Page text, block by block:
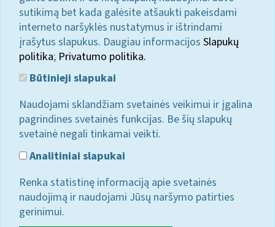
sutikimą bet kada galėsite atšaukti pakeisdami
interneto naršyklės nustatymus ir ištrindami
įrašytus slapukus. Daugiau informacijos Slapukų
politika; Privatumo politika.
Būtinieji slapukai
Naudojami sklandžiam svetainės veikimui ir įgalina
pagrindines svetainės funkcijas. Be šių slapukų
svetainė negali tinkamai veikti.
Analitiniai slapukai
Renka statistinę informaciją apie svetainės
naudojimą ir naudojami Jūsų naršymo patirties
gerinimui.